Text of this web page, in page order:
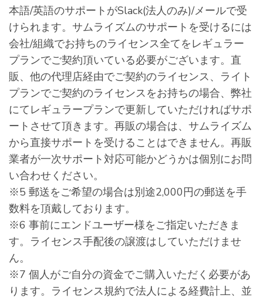
本語/英語のサポートがSlack(法人のみ)/メールで受
けられます。サムライズムのサポートを受けるには
会社/組織でお持ちのライセンス全てをレギュラー
プランでご契約頂いている必要がございます。直
販、他の代理店経由でご契約のライセンス、ライト
プランでご契約のライセンスをお持ちの場合、弊社
にてレギュラープランで更新していただければサポ
ートさせて頂きます。再販の場合は、サムライズム
から直接サポートを受けることはできません。再販
業者が一次サポート対応可能かどうかは個別にお問
い合わせください。
※5 郵送をご希望の場合は別途2,000円の郵送を手
数料を頂戴しております。
※6 事前にエンドユーザー様をご指定いただきま
す。ライセンス手配後の譲渡はしていただけませ
ん。
※7 個人がご自分の資金でご購入いただく必要があ
ります。ライセンス規約で法人による経費計上、並